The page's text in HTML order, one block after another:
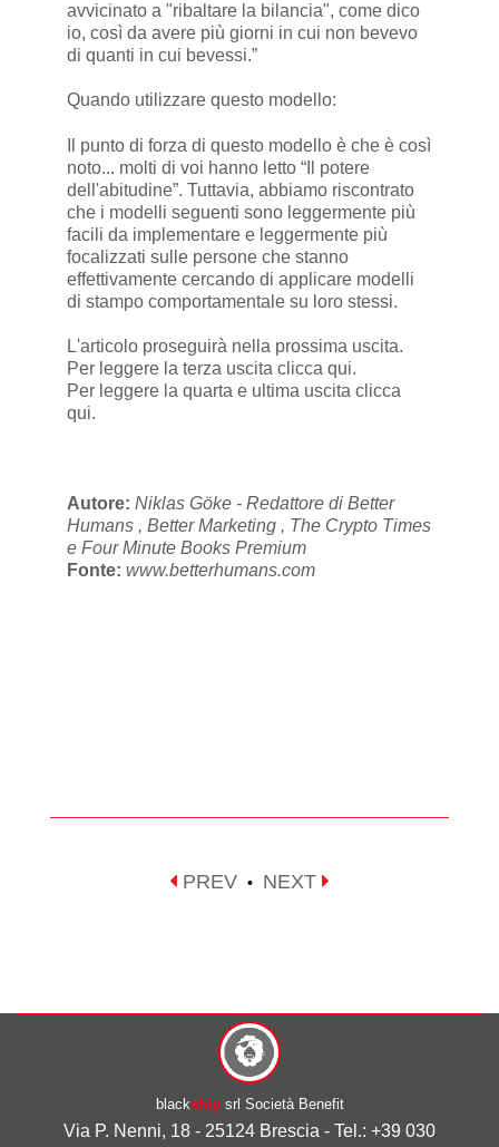
avvicinato a "ribaltare la bilancia", come dico
io, così da avere più giorni in cui non bevevo
di quanti in cui bevessi.”
Quando utilizzare questo modello:
Il punto di forza di questo modello è che è così
noto... molti di voi hanno letto “Il potere
dell'abitudine”. Tuttavia, abbiamo riscontrato
che i modelli seguenti sono leggermente più
facili da implementare e leggermente più
focalizzati sulle persone che stanno
effettivamente cercando di applicare modelli
di stampo comportamentale su loro stessi.
L'articolo proseguirà nella prossima uscita.
Per leggere la terza uscita clicca qui.
Per leggere la quarta e ultima uscita clicca
qui.
Autore: Niklas Göke - Redattore di Better
Humans , Better Marketing , The Crypto Times
e Four Minute Books Premium
Fonte: www.betterhumans.com
PREV • NEXT
blackshipsrl Società Benefit
Via P. Nenni, 18 - 25124 Brescia - Tel.: +39 030